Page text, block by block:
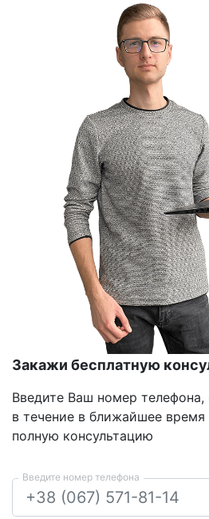
Закажи бесплатную
Введите Ваш номер
в течение в ближайшее
полную консультацию
Введите номер телефона